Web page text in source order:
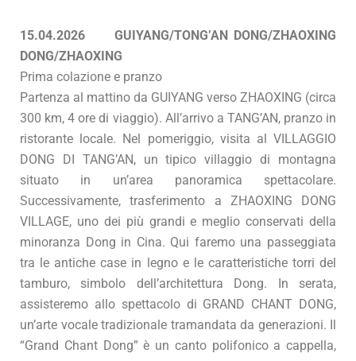
15.04.2026 GUIYANG/TONG’AN DONG/ZHAOXING
DONG/ZHAOXING
Prima colazione e pranzo
Partenza al mattino da GUIYANG verso ZHAOXING (circa
300 km, 4 ore di viaggio). All’arrivo a TANG’AN, pranzo in
ristorante locale. Nel pomeriggio, visita al VILLAGGIO
DONG DI TANG’AN, un tipico villaggio di montagna
situato in un’area panoramica spettacolare.
Successivamente, trasferimento a ZHAOXING DONG
VILLAGE, uno dei più grandi e meglio conservati della
minoranza Dong in Cina. Qui faremo una passeggiata
tra le antiche case in legno e le caratteristiche torri del
tamburo, simbolo dell’architettura Dong. In serata,
assisteremo allo spettacolo di GRAND CHANT DONG,
un’arte vocale tradizionale tramandata da generazioni. Il
“Grand Chant Dong” è un canto polifonico a cappella,